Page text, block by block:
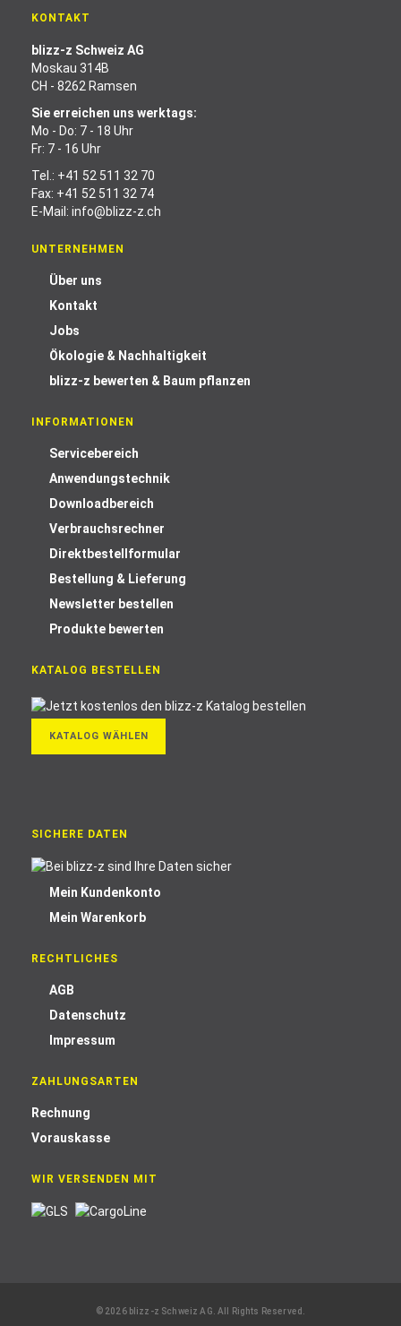
KONTAKT
blizz-z Schweiz AG
Moskau 314B
CH - 8262 Ramsen
Sie erreichen uns werktags:
Mo - Do: 7 - 18 Uhr
Fr: 7 - 16 Uhr
Tel.: +41 52 511 32 70
Fax: +41 52 511 32 74
E-Mail: info@blizz-z.ch
UNTERNEHMEN
Über uns
Kontakt
Jobs
Ökologie & Nachhaltigkeit
blizz-z bewerten & Baum pflanzen
INFORMATIONEN
Servicebereich
Anwendungstechnik
Downloadbereich
Verbrauchsrechner
Direktbestellformular
Bestellung & Lieferung
Newsletter bestellen
Produkte bewerten
KATALOG BESTELLEN
KATALOG WÄHLEN
SICHERE DATEN
Mein Kundenkonto
Mein Warenkorb
RECHTLICHES
AGB
Datenschutz
Impressum
ZAHLUNGSARTEN
Rechnung
Vorauskasse
WIR VERSENDEN MIT
© 2026 blizz-z Schweiz AG. All Rights Reserved.